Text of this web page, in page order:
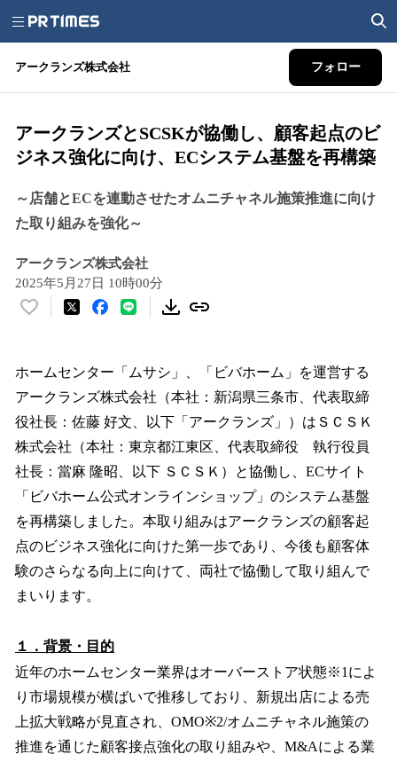
アークランズ株式会社 フォロー
アークランズとSCSKが協働し、顧客起点のビ
ジネス強化に向け、ECシステム基盤を再構築
～店舗とECを連動させたオムニチャネル施策推進に向け
た取り組みを強化～
アークランズ株式会社
2025年5月27日 10時00分
い
！
読
み
込
み
中
で
す
ホームセンター「ムサシ」、「ビバホーム」を運営する
アークランズ株式会社（本社：新潟県三条市、代表取締
役社長：佐藤 好文、以下「アークランズ」）はＳＣＳＫ
株式会社（本社：東京都江東区、代表取締役 執行役員
社長：當麻 隆昭、以下 ＳＣＳＫ）と協働し、ECサイト
「ビバホーム公式オンラインショップ」のシステム基盤
を再構築しました。本取り組みはアークランズの顧客起
点のビジネス強化に向けた第一歩であり、今後も顧客体
験のさらなる向上に向けて、両社で協働して取り組んで
まいります。
１．背景・目的
近年のホームセンター業界はオーバーストア状態※1によ
り市場規模が横ばいで推移しており、新規出店による売
上拡大戦略が見直され、OMO※2/オムニチャネル施策の
推進を通じた顧客接点強化の取り組みや、M&Aによる業